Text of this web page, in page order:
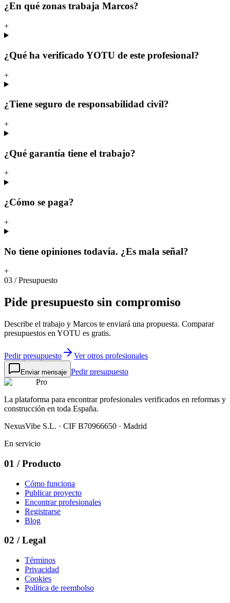
¿En qué zonas trabaja Marcos?
+
¿Qué ha verificado YOTU de este profesional?
+
¿Tiene seguro de responsabilidad civil?
+
¿Qué garantía tiene el trabajo?
+
¿Cómo se paga?
+
No tiene opiniones todavía. ¿Es mala señal?
+
03 /Presupuesto
Pide presupuesto sin compromiso
Describe el trabajo y Marcos te enviará una propuesta. Comparar
presupuestos en YOTU es gratis.
Pedir presupuesto Ver otros profesionales
Enviar mensaje Pedir presupuesto
Pro
La plataforma para encontrar profesionales verificados en reformas y
construcción en toda España.
NexusVibe S.L. · CIF B70966650 · Madrid
En servicio
01 / Producto
Cómo funciona
Publicar proyecto
Encontrar profesionales
Registrarse
Blog
02 / Legal
Términos
Privacidad
Cookies
Política de reembolso